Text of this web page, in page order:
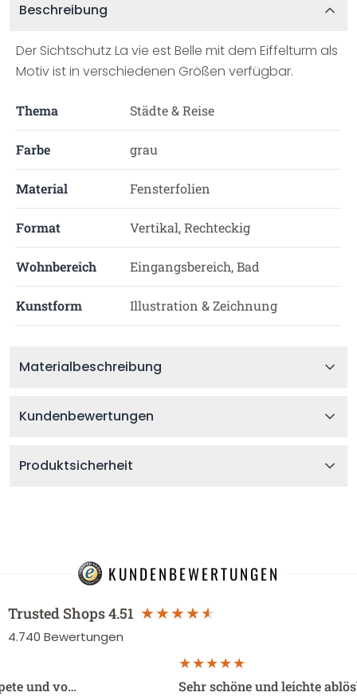
Beschreibung
Der Sichtschutz La vie est Belle mit dem Eiffelturm als
Motiv ist in verschiedenen Größen verfügbar.
Thema Städte & Reise
Farbe grau
Material Fensterfolien
Format Vertikal, Rechteckig
Wohnbereich Eingangsbereich, Bad
Kunstform Illustration & Zeichnung
Materialbeschreibung
Kundenbewertungen
Produktsicherheit
KUNDENBEWERTUNGEN
Trusted Shops4.51
4.740 Bewertungen
und vo… Sehr schöne und leichte